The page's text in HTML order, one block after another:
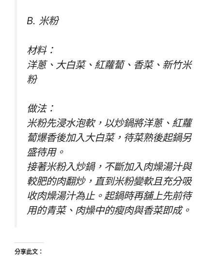
B. 米粉
材料：
洋蔥、大白菜、紅蘿蔔、香菜、新竹米
粉
做法：
米粉先浸水泡軟，以炒鍋將洋蔥、紅蘿
蔔爆香後加入大白菜，待菜熟後起鍋另
盛待用。
接著米粉入炒鍋，不斷加入肉燥湯汁與
較肥的肉翻炒，直到米粉變軟且充分吸
收肉燥湯汁為止。起鍋時再舖上先前待
用的青菜、肉燥中的瘦肉與香菜即成。
分享此文：